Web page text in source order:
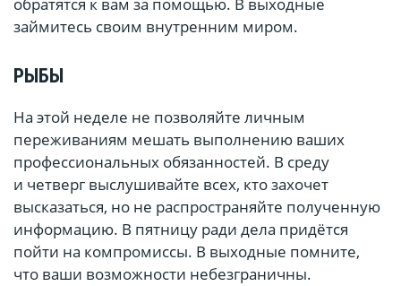
обратятся к вам за помощью. В выходные
займитесь своим внутренним миром.
РЫБЫ
На этой неделе не позволяйте личным
переживаниям мешать выполнению ваших
профессиональных обязанностей. В среду
и четверг выслушивайте всех, кто захочет
высказаться, но не распространяйте полученную
информацию. В пятницу ради дела придётся
пойти на компромиссы. В выходные помните,
что ваши возможности небезграничны.